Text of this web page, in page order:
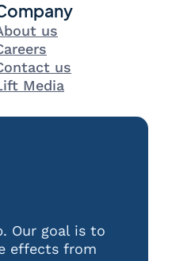
us
us
Media
Our goal is to
effects from